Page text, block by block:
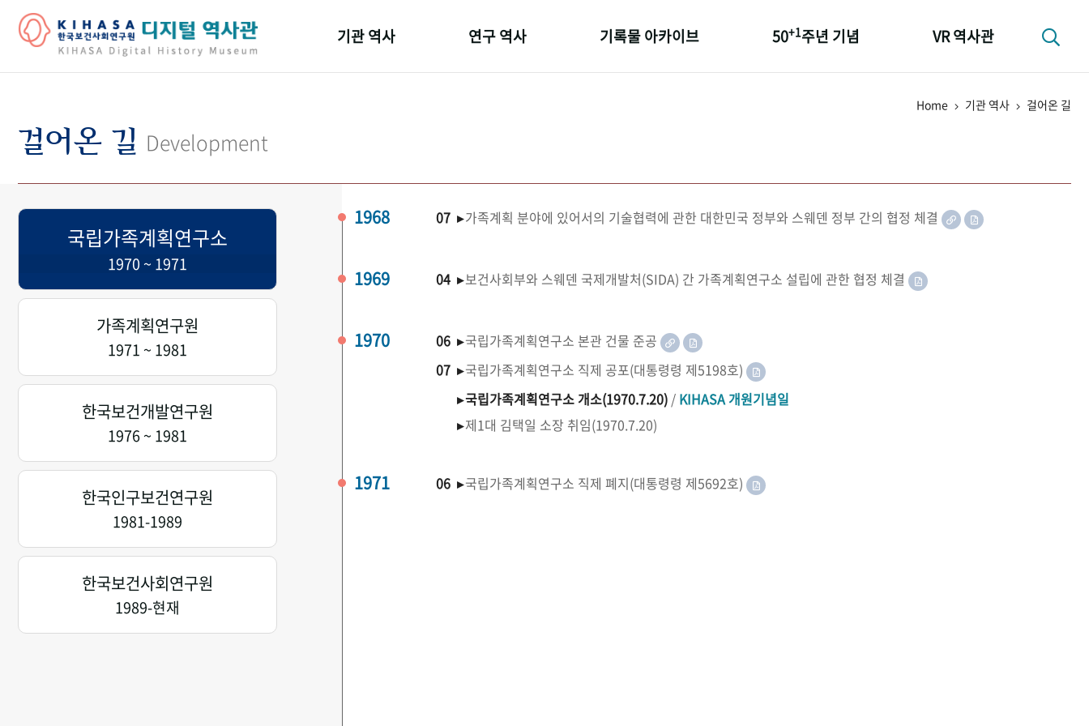
기관 역사 연구 역사 기록물 아카이브 50+1주년 기념 VR 역사관
Home 기관 역사 걸어온 길
걸어온 길 Development
국립가족계획연구소
1970 ~ 1971
가족계획연구원
1971 ~ 1981
한국보건개발연구원
1976 ~ 1981
한국인구보건연구원
1981-1989
한국보건사회연구원
1989-현재
1968 07 ▸가족계획 분야에 있어서의 기술협력에 관한 대한민국 정부와 스웨덴 정부 간의 협정 체결
1969 04 ▸보건사회부와 스웨덴 국제개발처(SIDA) 간 가족계획연구소 설립에 관한 협정 체결
1970 06 ▸국립가족계획연구소 본관 건물 준공
07 ▸국립가족계획연구소 직제 공포(대통령령 제5198호)
▸국립가족계획연구소 개소(1970.7.20) / KIHASA 개원기념일
▸제1대 김택일 소장 취임(1970.7.20)
1971 06 ▸국립가족계획연구소 직제 폐지(대통령령 제5692호)